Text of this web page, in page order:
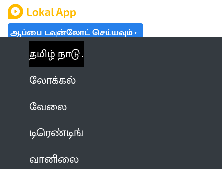
ஆப்பை டவுன்லோட் செய்யவும்
தமிழ் நாடு
லோக்கல்
வேலை
டிரெண்டிங்
வானிலை